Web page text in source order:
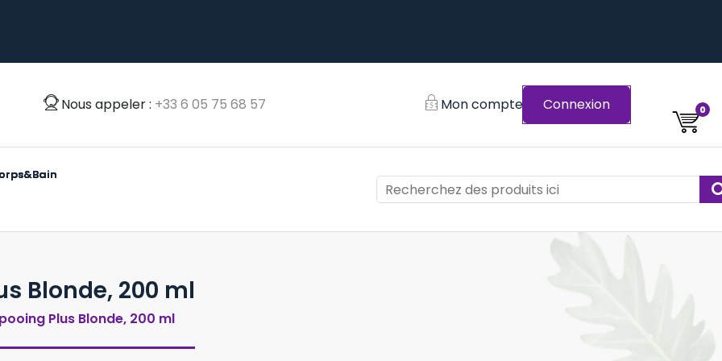
Nous appeler : ‭+33 6 05 75 68 57‬ Mon compte Connexion
orps&Bain
0
Blonde, 200 ml
Plus Blonde, 200 ml